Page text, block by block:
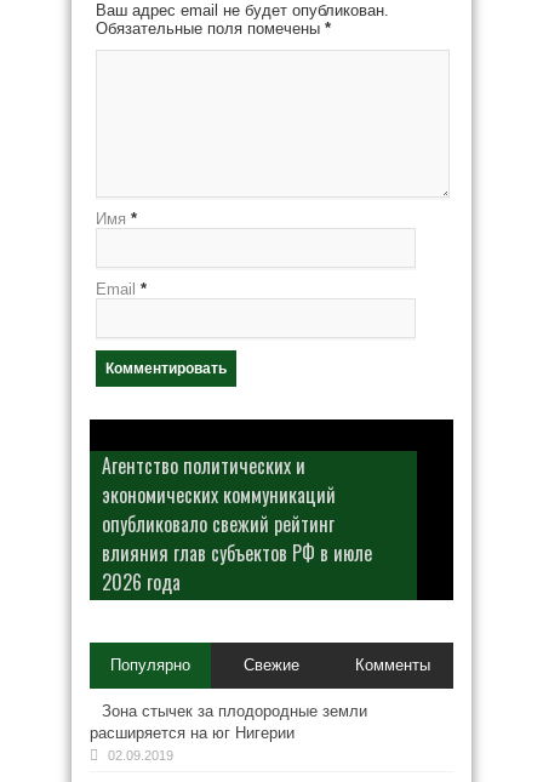
Ваш адрес email не будет опубликован.
Обязательные поля помечены *
Имя *
Email *
Агентство политических и
экономических коммуникаций
опубликовало свежий рейтинг
влияния глав субъектов РФ в июле
2026 года
Популярно Свежие Комменты
Зона стычек за плодородные земли
расширяется на юг Нигерии
02.09.2019